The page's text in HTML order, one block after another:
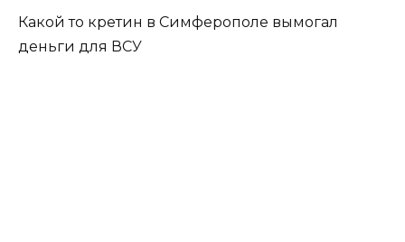
Какой то кретин в Симферополе вымогал
деньги для ВСУ